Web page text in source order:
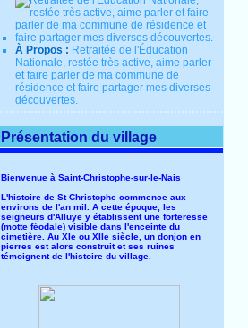
À Propos : Retraitée de l'Éducation
Nationale, restée très active, aime parler
et faire parler de ma commune de
résidence et faire partager mes diverses
découvertes.
Présentation du village
Bienvenue à Saint-Christophe-sur-le-Nais
L'histoire de St Christophe commence aux
environs de l'an mil. A cette époque, les
seigneurs d'Alluye y établissent une forteresse
(motte féodale) visible dans l'enceinte du
cimetière. Au XIe ou XIIe siècle, un donjon en
pierres est alors construit et ses ruines
témoignent de l'histoire du village.